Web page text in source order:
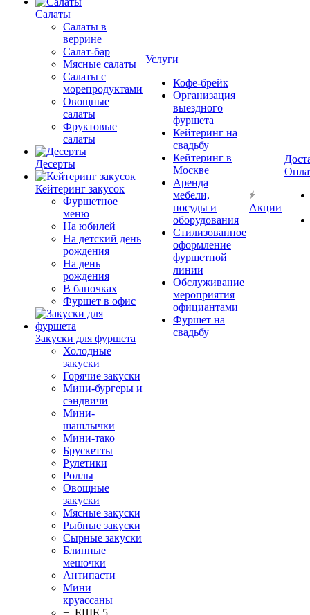
Салаты
Салаты в
веррине
Салат-бар
Мясные салаты
Салаты с
морепродуктами
Овощные
салаты
Фруктовые
салаты
Десерты
Кейтеринг закусок
Фуршетное
меню
На юбилей
На детский день
рождения
На день
рождения
В баночках
Фуршет в офис
Закуски для фуршета
Холодные
закуски
Горячие закуски
Мини-бургеры и
сэндвичи
Мини-
шашлычки
Мини-тако
Брускетты
Рулетики
Роллы
Овощные
закуски
Мясные закуски
Рыбные закуски
Сырные закуски
Блинные
мешочки
Антипасти
Мини
круассаны
+ ЕЩЕ 5
Услуги
Кофе-брейк
Организация
выездного
фуршета
Кейтеринг на
свадьбу
Кейтеринг в
Москве
Аренда
мебели,
посуды и
оборудования
Стилизованное
оформление
фуршетной
линии
Обслуживание
мероприятия
официантами
Фуршет на
свадьбу
Акции